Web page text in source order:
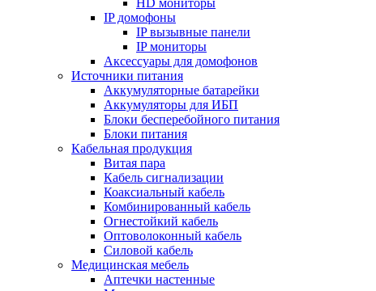
HD мониторы
IP домофоны
IP вызывные панели
IP мониторы
Аксессуары для домофонов
Источники питания
Аккумуляторные батарейки
Аккумуляторы для ИБП
Блоки бесперебойного питания
Блоки питания
Кабельная продукция
Витая пара
Кабель сигнализации
Коаксиальный кабель
Комбинированный кабель
Огнестойкий кабель
Оптоволоконный кабель
Силовой кабель
Медицинская мебель
Аптечки настенные